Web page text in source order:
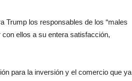
Trump los responsables de los “males
ellos a su entera satisfacción,
para la inversión y el comercio que ya